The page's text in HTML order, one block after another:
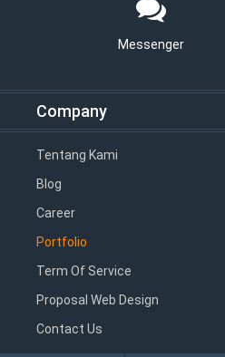
Messenger
Company
Tentang Kami
Blog
Career
Portfolio
Term Of Service
Proposal Web Design
Contact Us